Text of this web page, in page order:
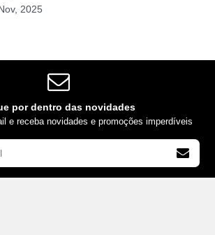
2025
por dentro das novidades
e receba novidades e promoções imperdíveis